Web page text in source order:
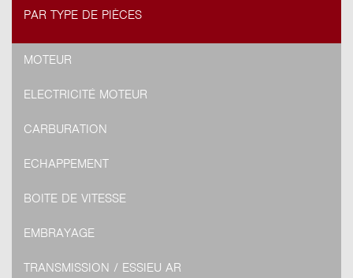
PAR TYPE DE PIÈCES
MOTEUR
ELECTRICITÉ MOTEUR
CARBURATION
ECHAPPEMENT
BOITE DE VITESSE
EMBRAYAGE
TRANSMISSION / ESSIEU AR